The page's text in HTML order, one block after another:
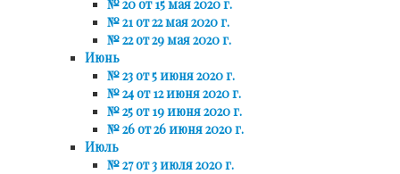
№ 20 от 15 мая 2020 г.
№ 21 от 22 мая 2020 г.
№ 22 от 29 мая 2020 г.
Июнь
№ 23 от 5 июня 2020 г.
№ 24 от 12 июня 2020 г.
№ 25 от 19 июня 2020 г.
№ 26 от 26 июня 2020 г.
Июль
№ 27 от 3 июля 2020 г.